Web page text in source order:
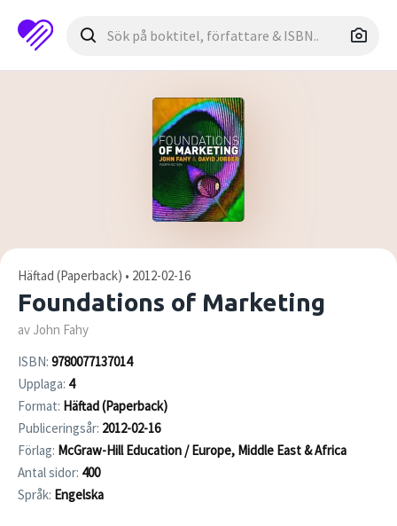
Häftad (Paperback) • 2012-02-16
Foundations of Marketing
av John Fahy
ISBN: 9780077137014
Upplaga: 4
Format: Häftad (Paperback)
Publiceringsår: 2012-02-16
Förlag: McGraw-Hill Education / Europe, Middle East & Africa
Antal sidor: 400
Språk: Engelska